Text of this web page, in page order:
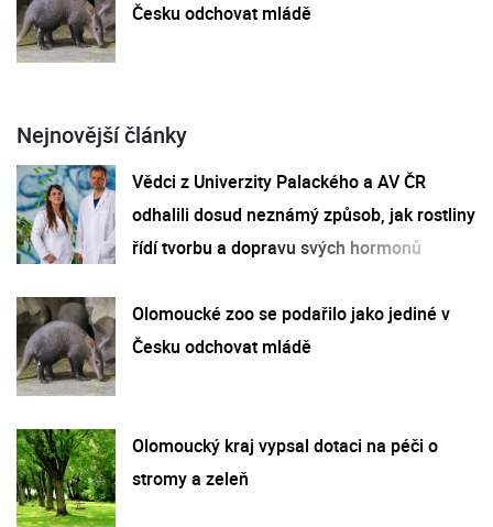
Česku odchovat mládě
Nejnovější články
Vědci z Univerzity Palackého a AV ČR
odhalili dosud neznámý způsob, jak rostliny
řídí tvorbu a dopravu svých hormonů
Olomoucké zoo se podařilo jako jediné v
Česku odchovat mládě
Olomoucký kraj vypsal dotaci na péči o
stromy a zeleň